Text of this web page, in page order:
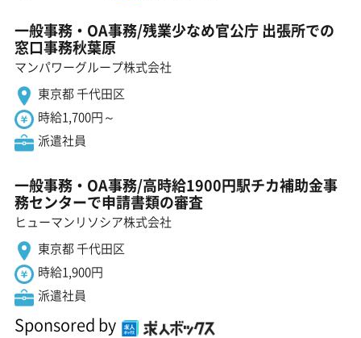
一般事務・OA事務/残業少なめ官公庁 出張所での
窓口事務秋葉原
マンパワーグループ株式会社
東京都 千代田区
時給1,700円～
派遣社員
一般事務・OA事務/高時給1900円駅チカ補助金事
務センターで申請書類の審査
ヒューマンリソシア株式会社
東京都 千代田区
時給1,900円
派遣社員
Sponsored by